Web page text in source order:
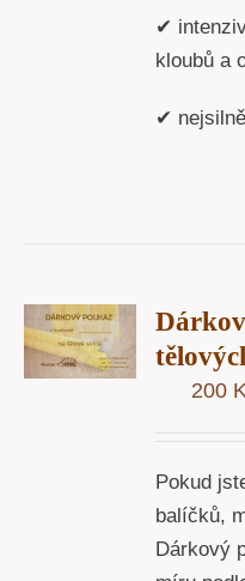
✔
kloubů a
✔
200
Pokud
balíčků,
Dárkový